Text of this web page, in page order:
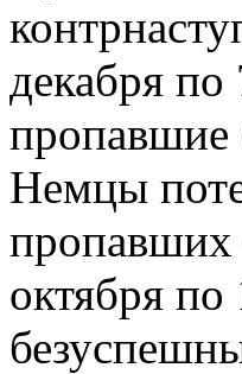
декабря по
пропавшие
Немцы
пропавших
октября по